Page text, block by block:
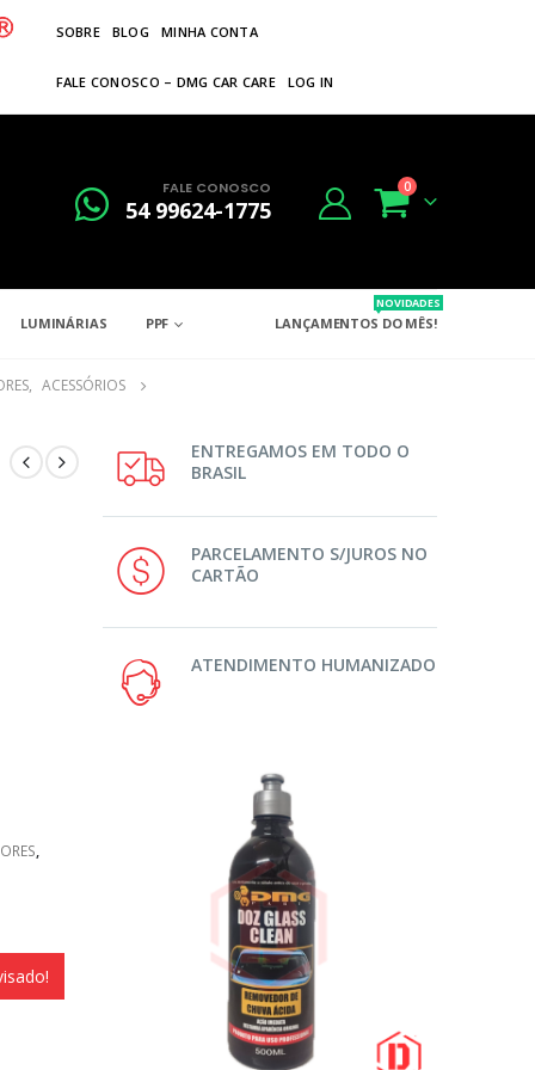
SOBRE BLOG MINHA CONTA
FALE CONOSCO – DMG CAR CARE LOG IN
FALE CONOSCO
54 99624-1775
0
LUMINÁRIAS PPF LANÇAMENTOS DO MÊS!
NOVIDADES
, ACESSÓRIOS
,
ENTREGAMOS EM TODO O
BRASIL
PARCELAMENTO S/JUROS NO
CARTÃO
ATENDIMENTO HUMANIZADO